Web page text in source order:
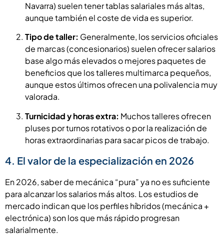
Navarra) suelen tener tablas salariales más altas,
aunque también el coste de vida es superior.
Tipo de taller: Generalmente, los servicios oficiales
de marcas (concesionarios) suelen ofrecer salarios
base algo más elevados o mejores paquetes de
beneficios que los talleres multimarca pequeños,
aunque estos últimos ofrecen una polivalencia muy
valorada.
Turnicidad y horas extra: Muchos talleres ofrecen
pluses por turnos rotativos o por la realización de
horas extraordinarias para sacar picos de trabajo.
4. El valor de la especialización en 2026
En 2026, saber de mecánica “pura” ya no es suficiente
para alcanzar los salarios más altos. Los estudios de
mercado indican que los perfiles híbridos (mecánica +
electrónica) son los que más rápido progresan
salarialmente.